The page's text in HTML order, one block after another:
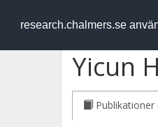
research.chalmers.se
RESEARCH
Yicun
Publikationer